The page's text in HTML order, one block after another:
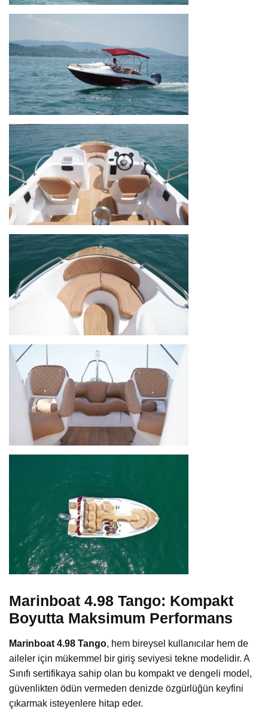
Marinboat 4.98 Tango: Kompakt
Boyutta Maksimum Performans
Marinboat 4.98 Tango, hem bireysel kullanıcılar hem de
aileler için mükemmel bir giriş seviyesi tekne modelidir. A
Sınıfı sertifikaya sahip olan bu kompakt ve dengeli model,
güvenlikten ödün vermeden denizde özgürlüğün keyfini
çıkarmak isteyenlere hitap eder.